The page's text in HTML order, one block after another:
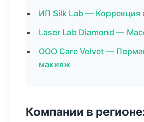
ИП Silk Lab — Коррекция
Laser Lab Diamond —
ООО Care Velvet —
макияж
Компании в